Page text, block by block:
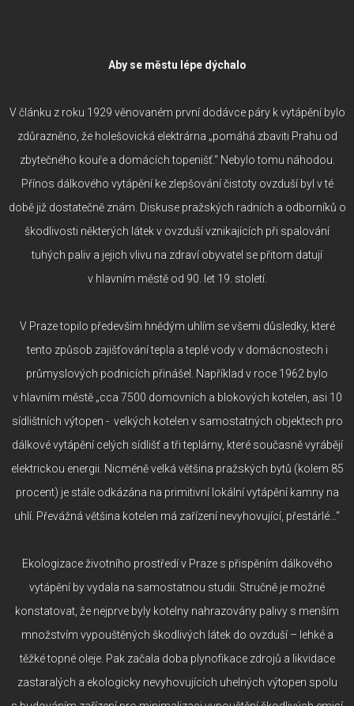
Aby se městu lépe dýchalo
V článku z roku 1929 věnovaném první dodávce páry k vytápění bylo
zdůrazněno, že holešovická elektrárna „pomáhá zbaviti Prahu od
zbytečného kouře a domácích topenišť.“ Nebylo tomu náhodou.
Přínos dálkového vytápění ke zlepšování čistoty ovzduší byl v té
době již dostatečně znám. Diskuse pražských radních a odborníků o
škodlivosti některých látek v ovzduší vznikajících při spalování
tuhých paliv a jejich vlivu na zdraví obyvatel se přitom datují
v hlavním městě od 90. let 19. století.
V Praze topilo především hnědým uhlím se všemi důsledky, které
tento způsob zajišťování tepla a teplé vody v domácnostech i
průmyslových podnicích přinášel. Například v roce 1962 bylo
v hlavním městě „cca 7500 domovních a blokových kotelen, asi 10
sídlištních výtopen - velkých kotelen v samostatných objektech pro
dálkové vytápění celých sídlišť a tři teplárny, které současně vyrábějí
elektrickou energii. Nicméně velká většina pražských bytů (kolem 85
procent) je stále odkázána na primitivní lokální vytápění kamny na
uhlí. Převážná většina kotelen má zařízení nevyhovující, přestárlé…“
Ekologizace životního prostředí v Praze s přispěním dálkového
vytápění by vydala na samostatnou studii. Stručně je možné
konstatovat, že nejprve byly kotelny nahrazovány palivy s menším
množstvím vypouštěných škodlivých látek do ovzduší – lehké a
těžké topné oleje. Pak začala doba plynofikace zdrojů a likvidace
zastaralých a ekologicky nevyhovujících uhelných výtopen spolu